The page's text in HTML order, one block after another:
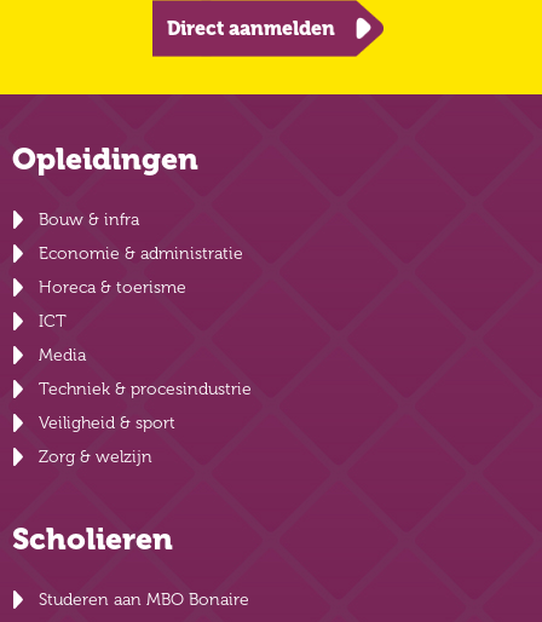
Direct aanmelden
Opleidingen
Bouw & infra
Economie & administratie
Horeca & toerisme
ICT
Media
Techniek & procesindustrie
Veiligheid & sport
Zorg & welzijn
Scholieren
Studeren aan MBO Bonaire